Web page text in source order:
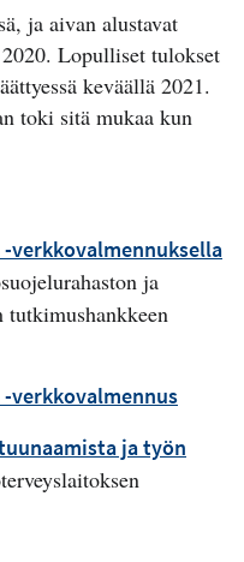
ja aivan alustavat
Lopulliset tulokset
keväällä 2021.
toki sitä mukaa kun
verkkovalmennuksella
ja
tutkimushankkeen
verkkovalmennus
ja työn